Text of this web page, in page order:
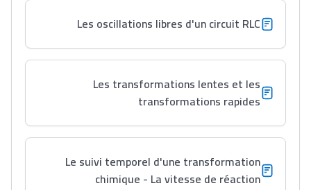
Collège au Maroc
التعليم الثانوي الإعدادي
Post-Bac
Interviews/Vidéos
+ de 89 Interviews/Vidéos
Les oscillations libres d'un circuit RLC
Les transformations lentes et les
transformations rapides
Le suivi temporel d'une transformation
chimique - La vitesse de réaction